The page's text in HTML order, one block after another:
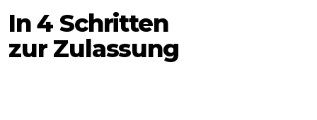
In 4 Schritten
zur Zulassung